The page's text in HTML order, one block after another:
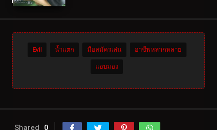
Evil น้ำแตก มือสมัครเล่น อาชีพหลากหลาย
แอบมอง
Shared 0